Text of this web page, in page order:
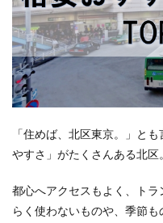
「住めば、北区東京。」と
やすさ」がたくさんある北区。
都心へアクセスもよく、ト
らく使わないものや、季節